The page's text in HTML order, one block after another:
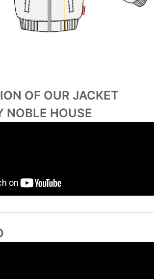
OF OUR JACKET
NOBLE HOUSE